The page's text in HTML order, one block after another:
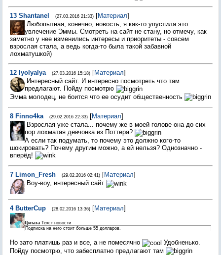
13 Shantanel (27.03.2016 21:33) [Материал]
Любопытная, конечно, новость, я как-то упустила это
увлечение Эммы. Смотреть на сайт не стану, но отмечу, как
заметно у нее изменились интересы и приоритеты - совсем
взрослая стала, а ведь когда-то была такой забавной
лохматушкой)
12 lyolyalya (27.03.2016 15:18) [Материал]
Интересный сайт. И интересно посмотреть что там
предлагают. Пойду посмотрю
Эмма молодец, не боится что ее осудит общественность
8 Finno4ka (29.02.2016 22:33) [Материал]
Взрослая уже стала... почему же в моей голове она до сих
пор лохматая девчонка из Поттера?
А если так подумать, то почему это должно кого-то
шокировать? Почему другим можно, а ей нельзя? Однозначно -
вперёд!
7 Limon_Fresh (29.02.2016 02:41) [Материал]
Воу-воу, интересный сайт
4 ButterCup (28.02.2016 13:36) [Материал]
Цитата Текст новости
Подписка на него стоит больше 55 долларов.
Но зато платишь раз и все, а не помесячно
Удобненько.
Пойду посмотрю, что забесплатно предлагают там